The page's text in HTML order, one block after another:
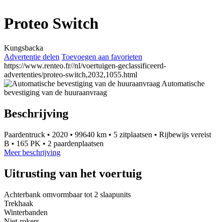
Proteo Switch
Kungsbacka
Advertentie delen Toevoegen aan favorieten
https://www.renteo.fr//nl/voertuigen-geclassificeerd-
advertenties/proteo-switch,2032,1055.html
Automatische
bevestiging van de huuraanvraag
Beschrijving
Paardentruck • 2020 • 99640 km • 5 zitplaatsen • Rijbewijs vereist
B • 165 PK • 2 paardenplaatsen
Meer beschrijving
Uitrusting van het voertuig
Achterbank omvormbaar tot 2 slaapunits
Trekhaak
Winterbanden